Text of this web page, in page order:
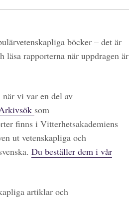
böcker – det är
rapporterna när uppdragen är
vi var en del av
som
finns i Vitterhetsakademiens
ut vetenskapliga och
Du beställer dem i vår
artiklar och